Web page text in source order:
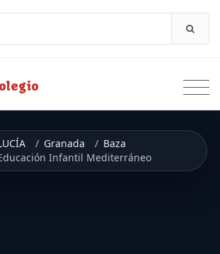
Granada
Baza
Infantil Mediterráneo